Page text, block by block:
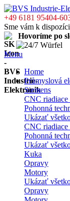
+49 6181 95404-
Sme vám k
Hovoríme po
Menu
Home
Průmyslová
Siemens
CNC riadiace
Pohonná
Ukázať
CNC riadiace
Pohonná
Ukázať
Kuka
Opravy
Motory
Ukázať
Opravy